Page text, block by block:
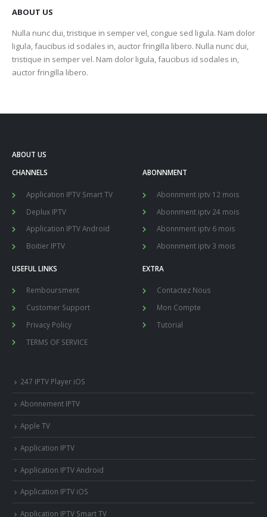
ABOUT US
Nulla nunc dui, tristique in semper vel, congue sed ligula. Nam dolor
ligula, faucibus id sodales in, auctor fringilla libero. Nulla nunc dui,
tristique in semper vel. Nam dolor ligula, faucibus id sodales in,
auctor fringilla libero.
ABOUT US
CHANNELS
Application IPTV Smart TV
Deplux IPTV
Application IPTV Android
Boitier IPTV
ABONNMENT
Abonnment iptv 12 mois
Abonnment iptv 24 mois
Abonnment iptv 6 mois
Abonnment iptv 3 mois
USEFUL LINKS
Remboursment
Customer Support
Privacy Policy
TERMS OF SERVICE
EXTRA
Contactez Nous
Mon Compte
Tutorial
247 IPTV Player iOS
Abonnement IPTV
Apple TV
Application IPTV
Application IPTV Android
Application IPTV iOS
Application IPTV Smart TV